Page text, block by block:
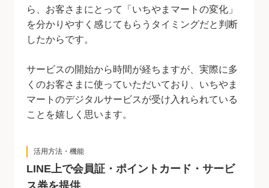
ら、お客さまにとって「いちやまマートの変化」
を分かりやすく感じてもらうタイミングだと判断
したからです。
サービスの開始から時間が経ちますが、実際に多
くのお客さまに使っていただいており、いちやま
マートのデジタルサービスが受け入れられている
ことを嬉しく思います。
活用方法・機能
LINE上で会員証・ポイントカード・サービ
ス券を提供